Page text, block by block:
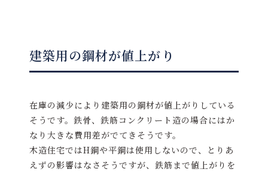
建築用の鋼材が値上がり
在庫の減少により建築用の鋼材が値上がりしている
そうです。鉄骨、鉄筋コンクリート造の場合にはか
なり大きな費用差がでてきそうです。
木造住宅ではH鋼や平鋼は使用しないので、とりあ
えずの影響はなさそうですが、鉄筋まで値上がりを